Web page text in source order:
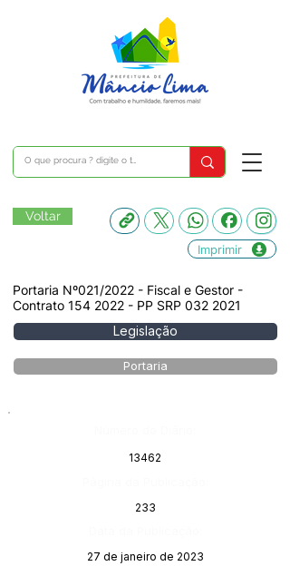
Voltar
Imprimir
Portaria Nº021/2022 - Fiscal e Gestor -
Contrato 154 2022 - PP SRP 032 2021
Legislação
Portaria
13462
233
27 de janeiro de 2023